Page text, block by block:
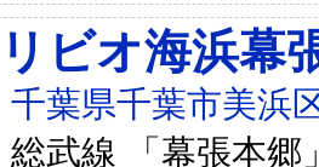
リビオ海浜幕
千葉県千葉市美浜
総武線 「幕張本郷